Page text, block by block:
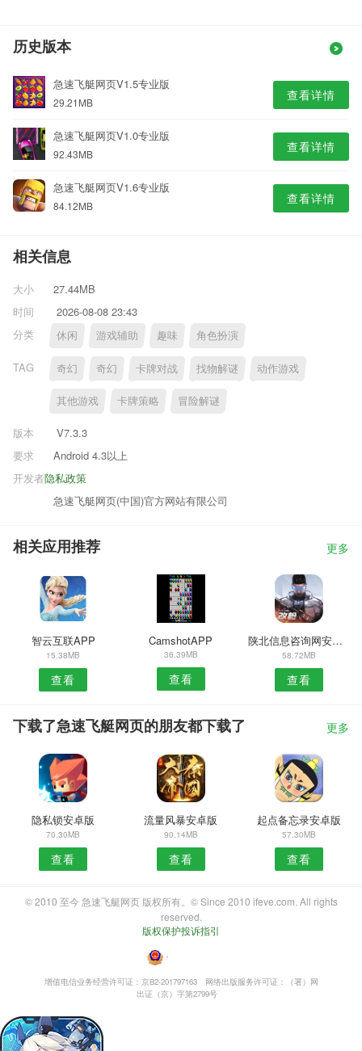
历史版本
急速飞艇网页V1.5专业版
29.21MB 查看详情
急速飞艇网页V1.0专业版
92.43MB 查看详情
急速飞艇网页V1.6专业版
84.12MB 查看详情
相关信息
大小
27.44MB
时间
2026-08-08 23:43
分类
休闲 游戏辅助 趣味 角色扮演
TAG 奇幻 奇幻 卡牌对战 找物解谜 动作游戏
其他游戏 卡牌策略 冒险解谜
版本
V7.3.3
要求
Android 4.3以上
隐私政策
开发者
急速飞艇网页(中国)官方网站有限公司
相关应用推荐 更多
智云互联APP
15.38MB
查看
CamshotAPP
36.39MB
查看
陕北信息咨询网安卓版
58.72MB
查看
下载了急速飞艇网页的朋友都下载了 更多
隐私锁安卓版
70.30MB
查看
流量风暴安卓版
90.14MB
查看
起点备忘录安卓版
57.30MB
查看
© 2010 至今 急速飞艇网页 版权所有。© Since 2010 ifeve.com. All rights
reserved.
版权保护投诉指引
・
增值电信业务经营许可证：京B2-201797163
网络出版服务许可证：（署）网
出证（京）字第2799号